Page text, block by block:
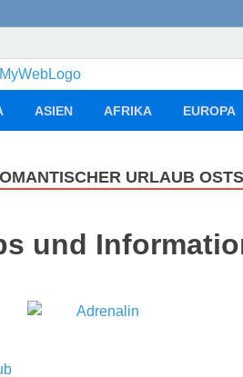
Urlaub, Ferien, Flüge,
ASIEN AFRIKA EUROPA
URLAUB
und